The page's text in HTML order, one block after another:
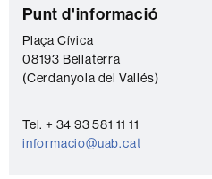
C
o
n
t
a
c
Punt d'informació
Plaça Cívica
08193 Bellaterra
(Cerdanyola del Vallés)
Tel. + 34 93 581 11 11
informacio@uab.cat